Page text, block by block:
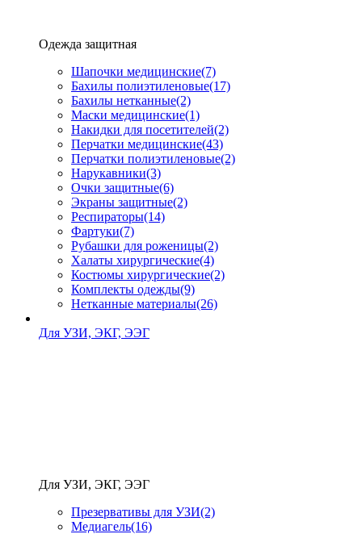
Одежда защитная
Шапочки медицинские(7)
Бахилы полиэтиленовые(17)
Бахилы нетканные(2)
Маски медицинские(1)
Накидки для посетителей(2)
Перчатки медицинские(43)
Перчатки полиэтиленовые(2)
Нарукавники(3)
Очки защитные(6)
Экраны защитные(2)
Рeспираторы(14)
Фартуки(7)
Рубашки для роженицы(2)
Халаты хирургические(4)
Костюмы хирургические(2)
Комплекты одежды(9)
Нетканные материалы(26)
Для УЗИ, ЭКГ, ЭЭГ
Для УЗИ, ЭКГ, ЭЭГ
Презервативы для УЗИ(2)
Медиагель(16)